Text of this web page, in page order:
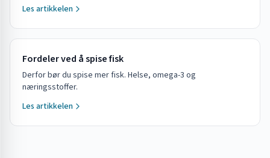
Les artikkelen
Fordeler ved å spise fisk
Derfor bør du spise mer fisk. Helse, omega-3 og
næringsstoffer.
Les artikkelen